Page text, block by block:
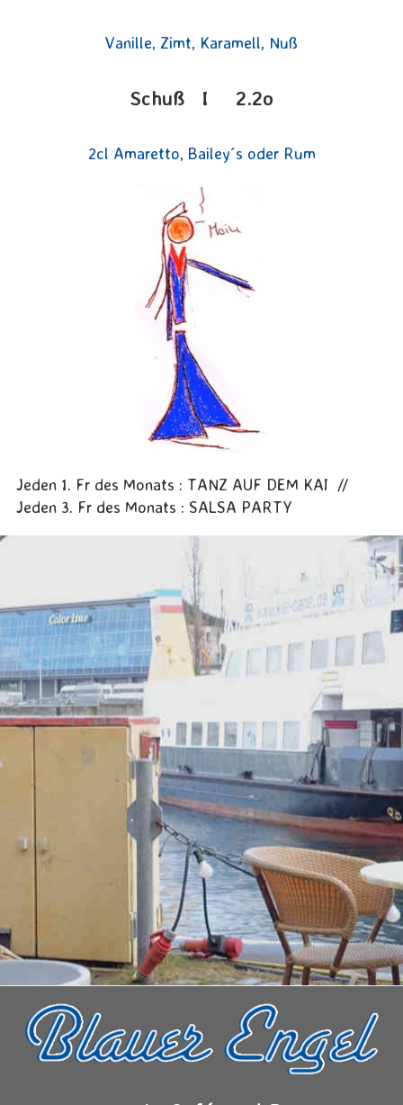
Vanille, Zimt, Karamell, Nuß
Schuß I 2.2o
2cl Amaretto, Bailey´s oder Rum
Jeden 1. Fr des Monats : TANZ AUF DEM KAI //
Jeden 3. Fr des Monats : SALSA PARTY